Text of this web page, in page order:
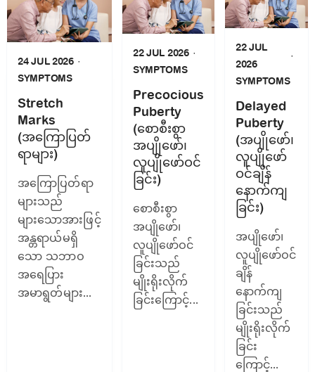
24 JUL 2026
SYMPTOMS
Stretch
Marks
(အကြောပြတ်
ရာများ)
အကြောပြတ်ရာ
များသည်
များသောအားဖြင့်
အန္တရာယ်မရှိ
သော သဘာဝ
အရေပြား
အမာရွတ်များ...
22 JUL 2026
SYMPTOMS
Precocious
Puberty
(စောစီးစွာ
အပျိုဖော်၊
လူပျိုဖော်ဝင်
ခြင်း)
စောစီးစွာ
အပျိုဖော်၊
လူပျိုဖော်ဝင်
ခြင်းသည်
မျိုးရိုးလိုက်
ခြင်းကြောင့်...
22 JUL
2026
SYMPTOMS
Delayed
Puberty
(အပျိုဖော်၊
လူပျိုဖော်
ဝင်ချိန်
နောက်ကျ
ခြင်း)
အပျိုဖော်၊
လူပျိုဖော်ဝင်
ချိန်
နောက်ကျ
ခြင်းသည်
မျိုးရိုးလိုက်
ခြင်း
ကြောင့်...